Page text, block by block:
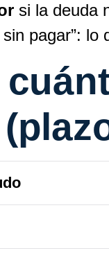
si la deuda
sin pagar”: